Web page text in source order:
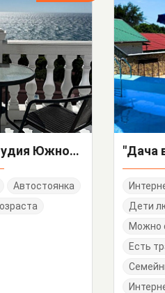
Квартира-студия Южнобережный спуск 3
Автостоянка
Дети
Можно
Есть